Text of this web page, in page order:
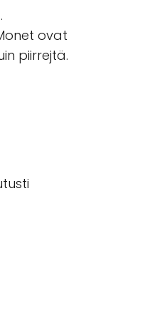
ovat
piirrejtä.